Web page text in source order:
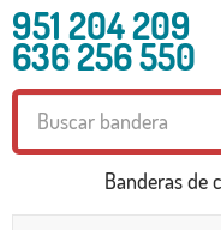
951 204 209
636 256 550
Banderas de